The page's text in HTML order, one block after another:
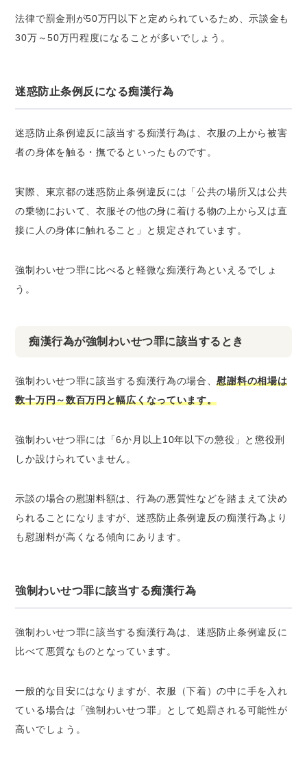
法律で罰金刑が50万円以下と定められているため、示談金も
30万～50万円程度になることが多いでしょう。
迷惑防止条例反になる痴漢行為
迷惑防止条例違反に該当する痴漢行為は、衣服の上から被害
者の身体を触る・撫でるといったものです。
実際、東京都の迷惑防止条例違反には「公共の場所又は公共
の乗物において、衣服その他の身に着ける物の上から又は直
接に人の身体に触れること」と規定されています。
強制わいせつ罪に比べると軽微な痴漢行為といえるでしょ
う。
痴漢行為が強制わいせつ罪に該当するとき
強制わいせつ罪に該当する痴漢行為の場合、慰謝料の相場は
数十万円～数百万円と幅広くなっています。
強制わいせつ罪には「6か月以上10年以下の懲役」と懲役刑
しか設けられていません。
示談の場合の慰謝料額は、行為の悪質性などを踏まえて決め
られることになりますが、迷惑防止条例違反の痴漢行為より
も慰謝料が高くなる傾向にあります。
強制わいせつ罪に該当する痴漢行為
強制わいせつ罪に該当する痴漢行為は、迷惑防止条例違反に
比べて悪質なものとなっています。
一般的な目安にはなりますが、衣服（下着）の中に手を入れ
ている場合は「強制わいせつ罪」として処罰される可能性が
高いでしょう。